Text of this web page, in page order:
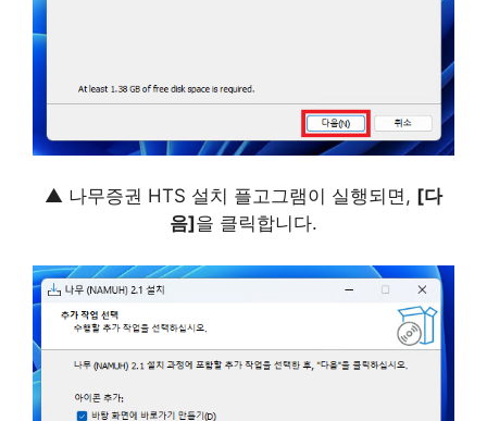
▲ 나무증권 HTS 설치 플고그램이 실행되면, [다
음]을 클릭합니다.